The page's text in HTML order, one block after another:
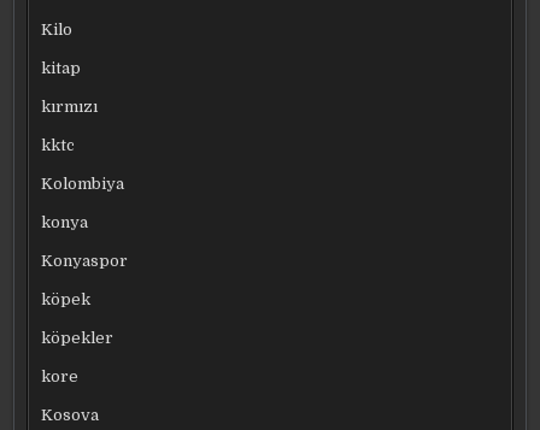
Kilo
kitap
kırmızı
kktc
Kolombiya
konya
Konyaspor
köpek
köpekler
kore
Kosova